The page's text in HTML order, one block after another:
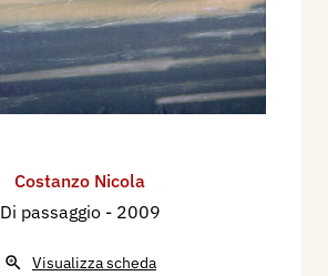
Costanzo Nicola
Di passaggio - 2009
Visualizza scheda